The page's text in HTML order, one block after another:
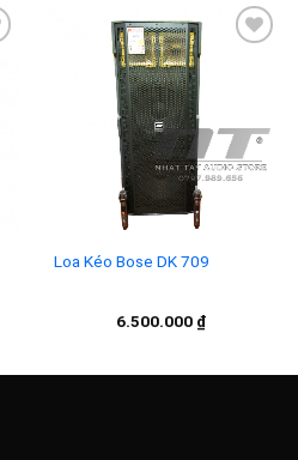
Loa Kéo Bose DK 709
6.500.000 ₫